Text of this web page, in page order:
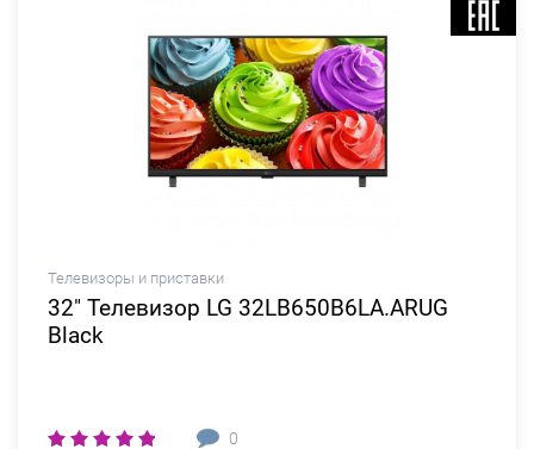
Телевизоры и приставки
32" Телевизор LG 32LB650B6LA.ARUG
Black
0